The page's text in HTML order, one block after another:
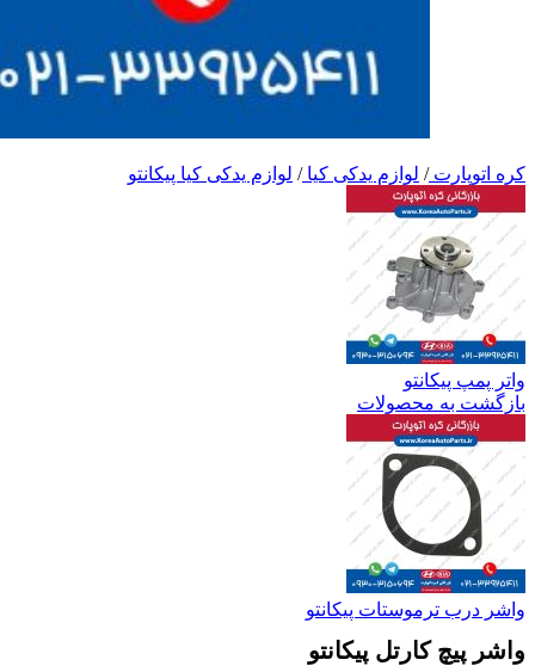
کره اتوپارت/ لوازم یدکی کیا/ لوازم یدکی کیا پیکانتو
واتر پمپ پیکانتو
بازگشت به محصولات
واشر درب ترموستات پیکانتو
واشر پیچ کارتل پیکانتو